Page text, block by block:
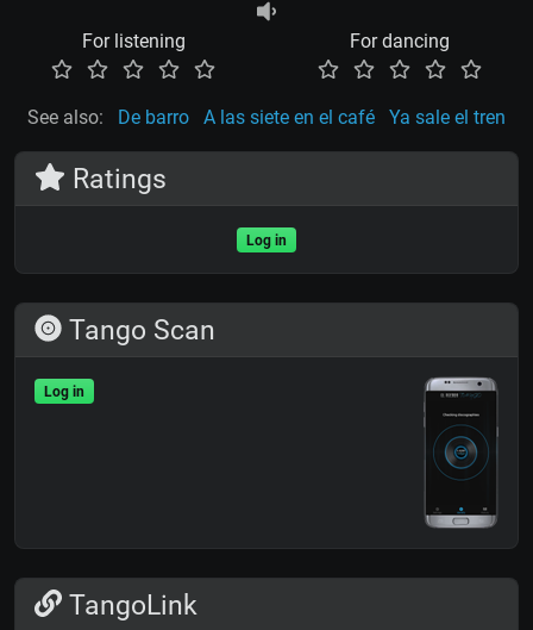
For listening For dancing
See also: De barro A las siete en el café Ya sale el tren
Ratings
Log in
Tango Scan
Log in
TangoLink